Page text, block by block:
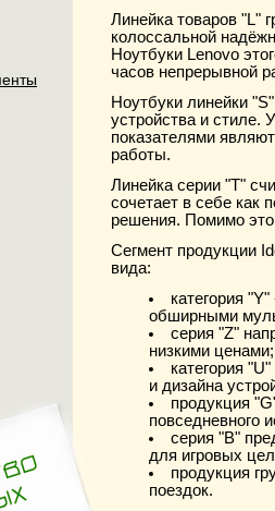
Линейка товаров "L"
колоссальной
Ноутбуки Lenovo
часов непрерывной
Ноутбуки линейки
устройства и стиле.
показателями
работы.
Линейка серии "T"
сочетает в себе как
решения. Помимо
Сегмент продукции
вида:
категория
обширными
серия "Z"
низкими ценами;
категория
и дизайна
продукция
повседневного
серия "B"
для игровых
продукция
поездок.